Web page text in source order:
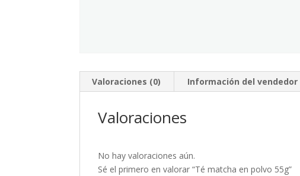
Valoraciones (0) Información del vendedor
Valoraciones
No hay valoraciones aún.
Sé el primero en valorar “Té matcha en polvo 55g”